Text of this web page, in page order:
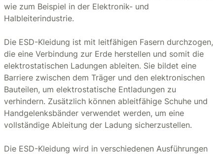
wie zum Beispiel in der Elektronik- und
Halbleiterindustrie.
Die ESD-Kleidung ist mit leitfähigen Fasern durchzogen,
die eine Verbindung zur Erde herstellen und somit die
elektrostatischen Ladungen ableiten. Sie bildet eine
Barriere zwischen dem Träger und den elektronischen
Bauteilen, um elektrostatische Entladungen zu
verhindern. Zusätzlich können ableitfähige Schuhe und
Handgelenksbänder verwendet werden, um eine
vollständige Ableitung der Ladung sicherzustellen.
Die ESD-Kleidung wird in verschiedenen Ausführungen